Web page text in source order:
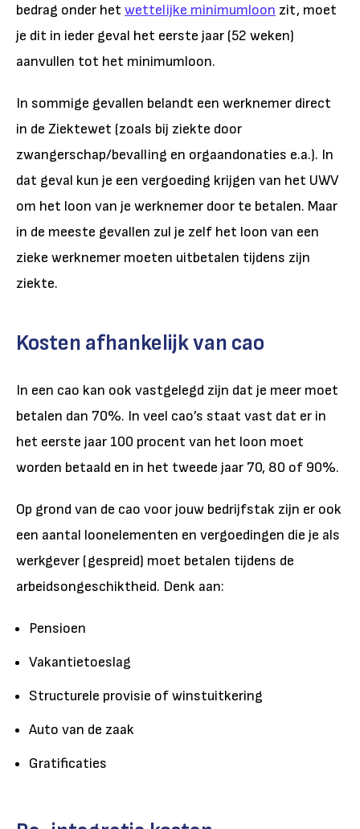
bedrag onder het wettelijke minimumloon zit, moet
je dit in ieder geval het eerste jaar (52 weken)
aanvullen tot het minimumloon.
In sommige gevallen belandt een werknemer direct
in de Ziektewet (zoals bij ziekte door
zwangerschap/bevalling en orgaandonaties e.a.). In
dat geval kun je een vergoeding krijgen van het UWV
om het loon van je werknemer door te betalen. Maar
in de meeste gevallen zul je zelf het loon van een
zieke werknemer moeten uitbetalen tijdens zijn
ziekte.
Kosten afhankelijk van cao
In een cao kan ook vastgelegd zijn dat je meer moet
betalen dan 70%. In veel cao’s staat vast dat er in
het eerste jaar 100 procent van het loon moet
worden betaald en in het tweede jaar 70, 80 of 90%.
Op grond van de cao voor jouw bedrijfstak zijn er ook
een aantal loonelementen en vergoedingen die je als
werkgever (gespreid) moet betalen tijdens de
arbeidsongeschiktheid. Denk aan:
Pensioen
Vakantietoeslag
Structurele provisie of winstuitkering
Auto van de zaak
Gratificaties